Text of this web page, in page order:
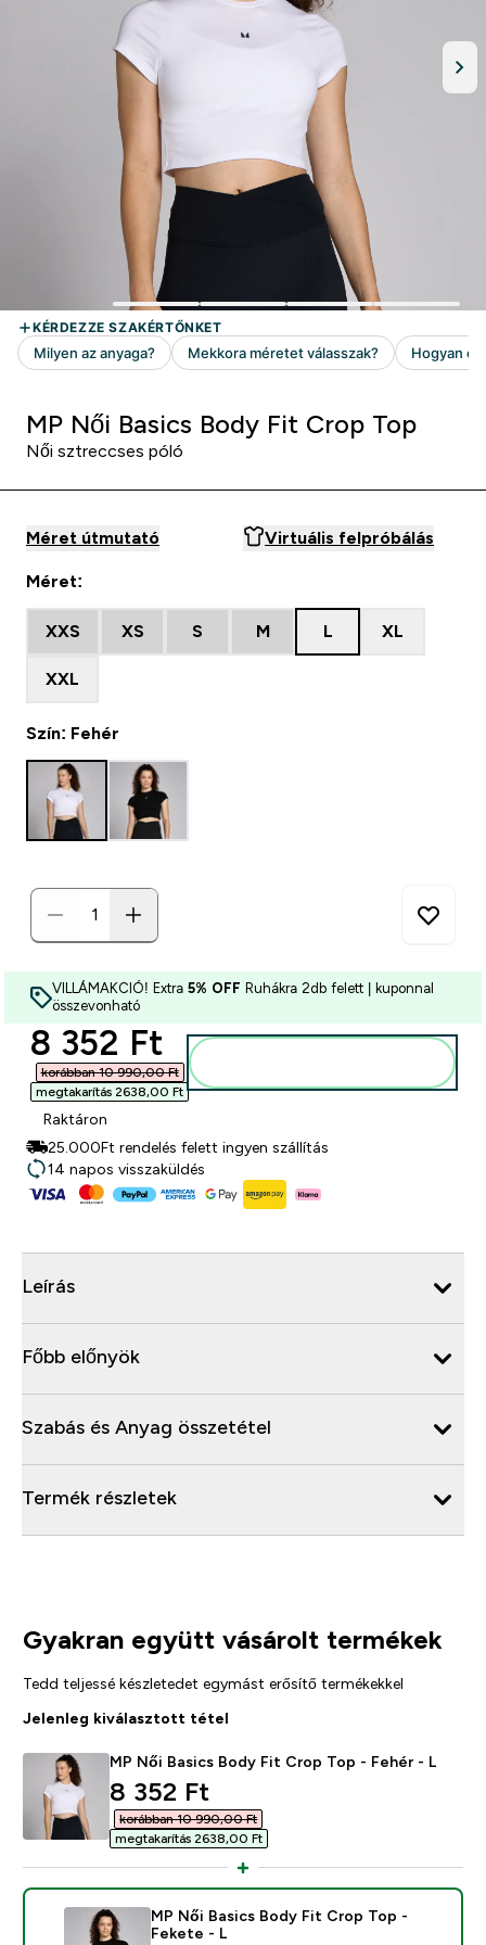
MP Női Basics Body Fit Crop Top
Női sztreccses póló
Méret útmutató Virtuális felpróbálás
Méret:
XXS XS S M L XL
XXL
Szín: Fehér
VILLÁMAKCIÓ! Extra 5% OFF Ruhákra 2db felett | kuponnal
összevonható
discounted price
8 352 Ft‎
korábban 10 990,00 Ft‎
megtakarítás 2638,00 Ft‎
Raktáron
25.000Ft rendelés felett ingyen szállítás
14 napos visszaküldés
Leírás
Főbb előnyök
Szabás és Anyag összetétel
Termék részletek
Gyakran együtt vásárolt termékek
Tedd teljessé készletedet egymást erősítő termékekkel
Jelenleg kiválasztott tétel
MP Női Basics Body Fit Crop Top - Fehér - L
discounted price
8 352 Ft‎
korábban 10 990,00 Ft‎
megtakarítás 2638,00 Ft‎
MP Női Basics Body Fit Crop Top -
Fekete - L